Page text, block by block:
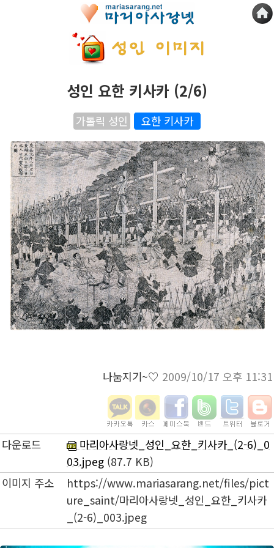
성인 요한 키사카 (2/6)
가톨릭 성인 요한 키사카
나눔지기~♡ 2009/10/17 오후 11:31
다운로드
마리아사랑넷_성인_요한_키사카_(2-6)_0
03.jpeg (87.7 KB)
이미지 주소
https://www.mariasarang.net/files/pict
ure_saint/마리아사랑넷_성인_요한_키사카
_(2-6)_003.jpeg